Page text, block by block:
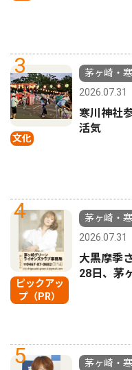
3
文化
茅ヶ崎・寒
2026.07.31
寒川神社
活気
4
ピックアッ
プ（PR）
茅ヶ崎・寒
2026.07.31
大黒摩季
28日、茅
5
茅ヶ崎・寒